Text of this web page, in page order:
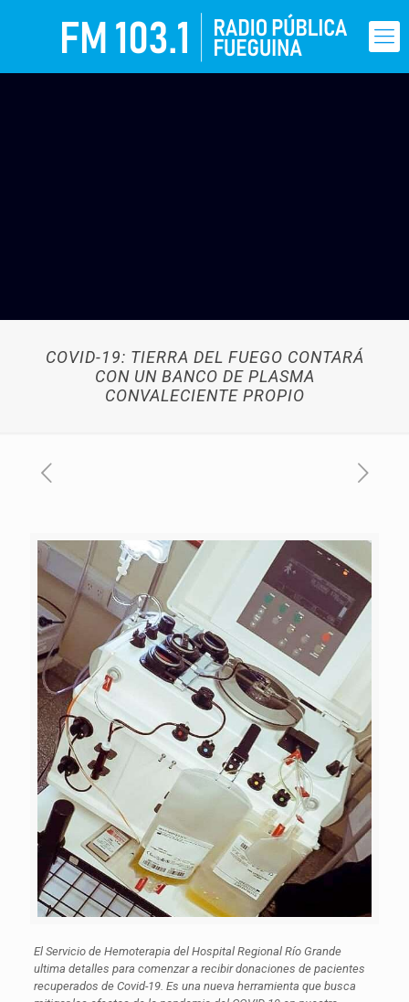
COVID-19: TIERRA DEL FUEGO CONTARÁ
CON UN BANCO DE PLASMA
CONVALECIENTE PROPIO
El Servicio de Hemoterapia del Hospital Regional Río Grande
ultima detalles para comenzar a recibir donaciones de pacientes
recuperados de Covid-19. Es una nueva herramienta que busca